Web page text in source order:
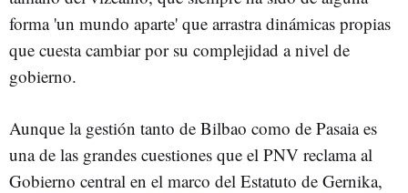
forma 'un mundo aparte' que arrastra dinámicas propias
que cuesta cambiar por su complejidad a nivel de
gobierno.
Aunque la gestión tanto de Bilbao como de Pasaia es
una de las grandes cuestiones que el PNV reclama al
Gobierno central en el marco del Estatuto de Gernika,